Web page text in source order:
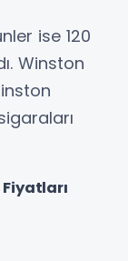
ise 120
Winston